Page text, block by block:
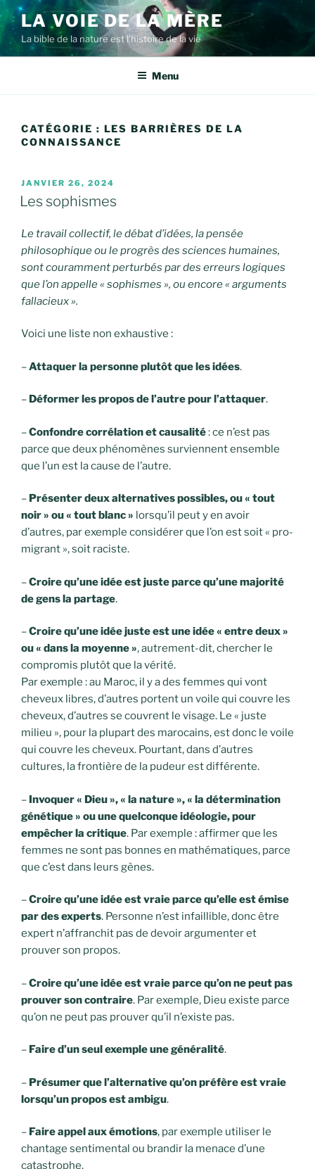
Aller
au
contenu
principal
LA VOIE DE LA MÈRE
La bible de la nature est l'histoire de la vie
Menu
CATÉGORIE : LES BARRIÈRES DE LA
CONNAISSANCE
PUBLIÉ
LE
JANVIER 26, 2024
Les sophismes
Le travail collectif, le débat d’idées, la pensée
philosophique ou le progrès des sciences humaines,
sont couramment perturbés par des erreurs logiques
que l’on appelle « sophismes », ou encore « arguments
fallacieux ».
Voici une liste non exhaustive :
–Attaquer la personne plutôt que les idées.
– Déformer les propos de l’autre pour l’attaquer.
–Confondre corrélation et causalité: ce n’est pas
parce que deux phénomènes surviennent ensemble
que l’un est la cause de l’autre.
– Présenter deux alternatives possibles, ou « tout
noir » ou « tout blanc » lorsqu’il peut y en avoir
d’autres, par exemple considérer que l’on est soit « pro-
migrant », soit raciste.
–Croire qu’une idée est juste parce qu’une majorité
de gens la partage.
–Croire qu’une idée juste est une idée « entre deux »
ou « dans la moyenne », autrement-dit, chercher le
compromis plutôt que la vérité.
Par exemple : au Maroc, il y a des femmes qui vont
cheveux libres, d’autres portent un voile qui couvre les
cheveux, d’autres se couvrent le visage. Le « juste
milieu », pour la plupart des marocains, est donc le voile
qui couvre les cheveux. Pourtant, dans d’autres
cultures, la frontière de la pudeur est différente.
– Invoquer « Dieu », « la nature », « la détermination
génétique » ou une quelconque idéologie, pour
empêcher la critique. Par exemple : affirmer que les
femmes ne sont pas bonnes en mathématiques, parce
que c’est dans leurs gènes.
–Croire qu’une idée est vraie parce qu’elle est émise
par des experts. Personne n’est infaillible, donc être
expert n’affranchit pas de devoir argumenter et
prouver son propos.
–Croire qu’une idée est vraie parce qu’on ne peut pas
prouver son contraire. Par exemple, Dieu existe parce
qu’on ne peut pas prouver qu’il n’existe pas.
– Faire d’un seul exemple une généralité.
– Présumer que l’alternative qu’on préfère est vraie
lorsqu’un propos est ambigu.
– Faire appel aux émotions, par exemple utiliser le
chantage sentimental ou brandir la menace d’une
catastrophe.